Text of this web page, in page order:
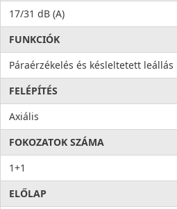
17/31 dB (A)
FUNKCIÓK
Páraérzékelés és késleltetett leállás
FELÉPÍTÉS
Axiális
FOKOZATOK SZÁMA
1+1
ELŐLAP